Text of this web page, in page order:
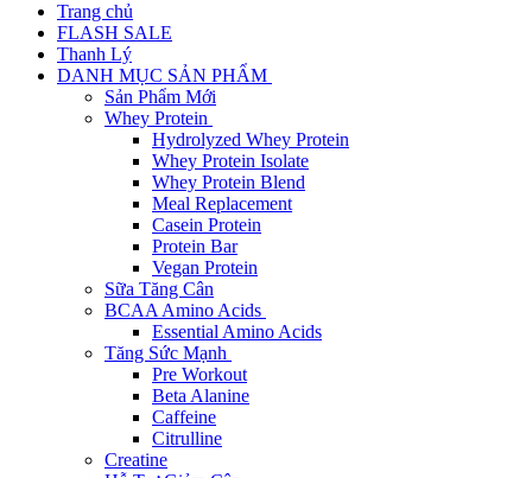
Trang chủ
FLASH SALE
Thanh Lý
DANH MỤC SẢN PHẨM
Sản Phẩm Mới
Whey Protein
Hydrolyzed Whey Protein
Whey Protein Isolate
Whey Protein Blend
Meal Replacement
Casein Protein
Protein Bar
Vegan Protein
Sữa Tăng Cân
BCAA Amino Acids
Essential Amino Acids
Tăng Sức Mạnh
Pre Workout
Beta Alanine
Caffeine
Citrulline
Creatine